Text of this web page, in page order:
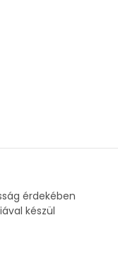
érdekében
készül